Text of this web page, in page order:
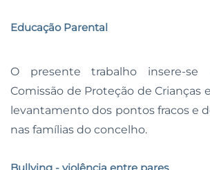
Educação Parental
O presente trabalho insere-
Comissão de Proteção de Crianças
levantamento dos pontos fracos e
nas famílias do concelho.